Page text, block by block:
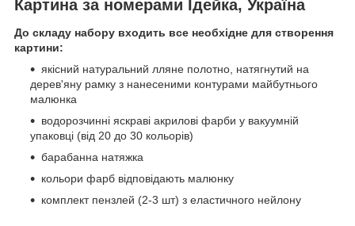
Картина за номерами Ідейка, Україна
До складу набору входить все необхідне для створення
картини:
якісний натуральний лляне полотно, натягнутий на
дерев'яну рамку з нанесеними контурами майбутнього
малюнка
водорозчинні яскраві акрилові фарби у вакуумній
упаковці (від 20 до 30 кольорів)
барабанна натяжка
кольори фарб відповідають малюнку
комплект пензлей (2-3 шт) з еластичного нейлону